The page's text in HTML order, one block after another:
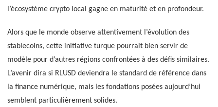
l’écosystème crypto local gagne en maturité et en profondeur.
Alors que le monde observe attentivement l’évolution des
stablecoins, cette initiative turque pourrait bien servir de
modèle pour d’autres régions confrontées à des défis similaires.
L’avenir dira si RLUSD deviendra le standard de référence dans
la finance numérique, mais les fondations posées aujourd’hui
semblent particulièrement solides.